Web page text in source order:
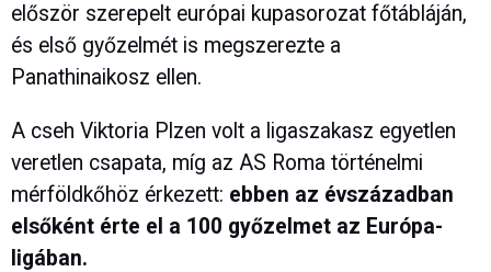
először szerepelt európai kupasorozat főtábláján,
és első győzelmét is megszerezte a
Panathinaikosz ellen.
A cseh Viktoria Plzen volt a ligaszakasz egyetlen
veretlen csapata, míg az AS Roma történelmi
mérföldkőhöz érkezett: ebben az évszázadban
elsőként érte el a 100 győzelmet az Európa-
ligában.